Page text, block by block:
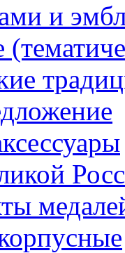
и